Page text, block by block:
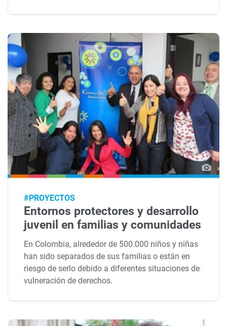
#PROYECTOS
Entornos protectores y desarrollo
juvenil en familias y comunidades
En Colombia, alrededor de 500.000 niños y niñas
han sido separados de sus familias o están en
riesgo de serlo debido a diferentes situaciones de
vulneración de derechos.